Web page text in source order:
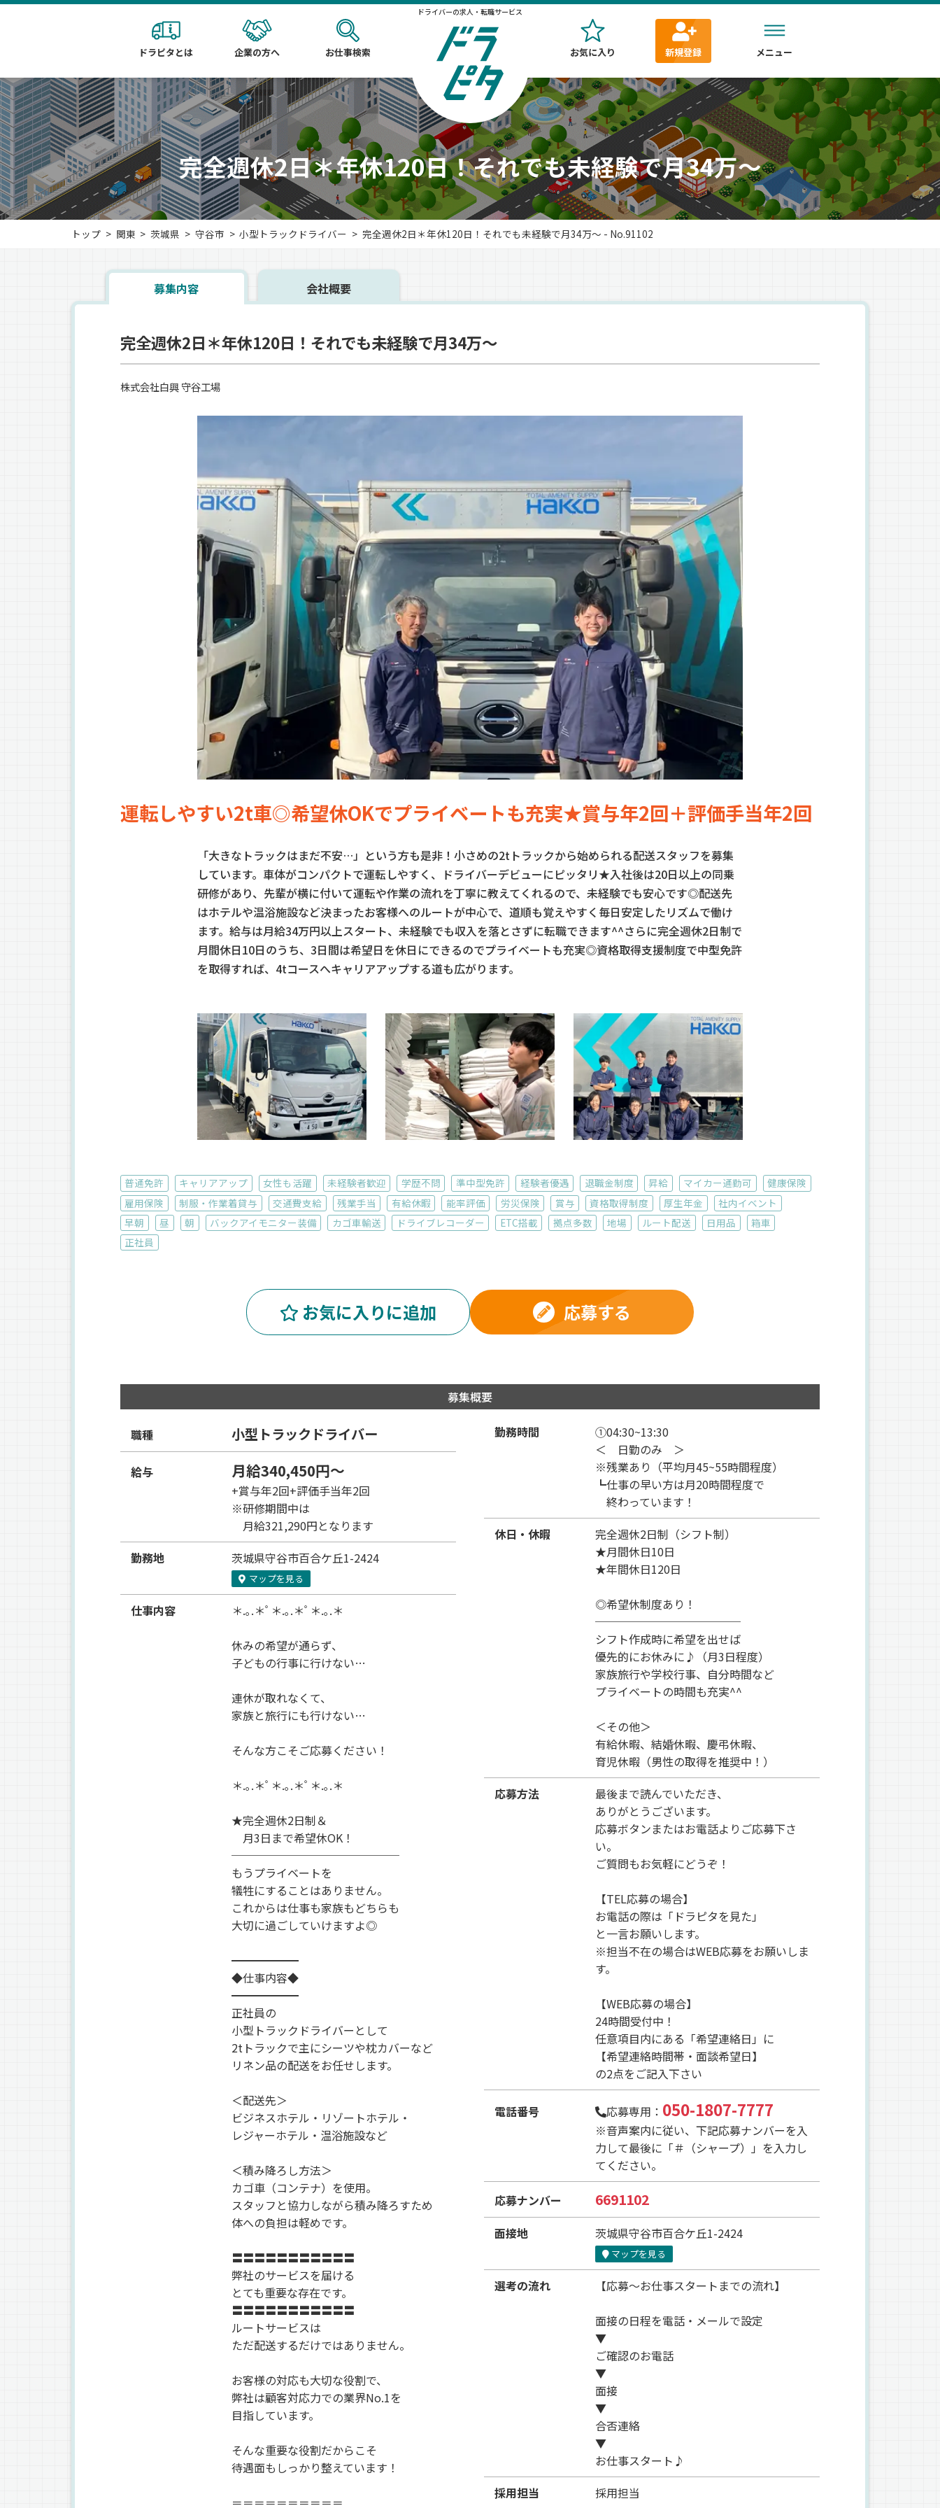
ドライバーの求人・転職サービス
ドラピタとは 企業の方へ お仕事検索 お気に入り 新規登録 メニュー
完全週休2日＊年休120日！それでも未経験で月34万～
トップ 関東 茨城県 守谷市 小型トラックドライバー 完全週休2日＊年休120日！それでも未経験で月34万～ - No.91102
募集内容 会社概要
完全週休2日＊年休120日！それでも未経験で月34万～
株式会社白興 守谷工場
運転しやすい2t車◎希望休OKでプライベートも充実★賞与年2回＋評価手当年2回
「大きなトラックはまだ不安…」という方も是非！小さめの2tトラックから始められる配送スタッフを募集
しています。車体がコンパクトで運転しやすく、ドライバーデビューにピッタリ★入社後は20日以上の同乗
研修があり、先輩が横に付いて運転や作業の流れを丁寧に教えてくれるので、未経験でも安心です◎配送先
はホテルや温浴施設など決まったお客様へのルートが中心で、道順も覚えやすく毎日安定したリズムで働け
ます。給与は月給34万円以上スタート、未経験でも収入を落とさずに転職できます^^さらに完全週休2日制で
月間休日10日のうち、3日間は希望日を休日にできるのでプライベートも充実◎資格取得支援制度で中型免許
を取得すれば、4tコースへキャリアアップする道も広がります。
普通免許 キャリアアップ 女性も活躍 未経験者歓迎 学歴不問 準中型免許 経験者優遇 退職金制度 昇給 マイカー通勤可
健康保険
雇用保険
制服・作業着貸与 交通費支給 残業手当 有給休暇 能率評価 労災保険 賞与 資格取得制度 厚生年金
社内イベント
早朝
昼 朝 バックアイモニター装備 カゴ車輸送 ドライブレコーダー ETC搭載 拠点多数 地場 ルート配送 日用品
箱車
正社員
お気に入りに追加 応募する
募集概要
職種 小型トラックドライバー
給与 月給340,450円～
+賞与年2回+評価手当年2回
※研修期間中は
月給321,290円となります
勤務地
茨城県守谷市百合ケ丘1-2424
マップを見る
仕事内容 ＊.｡.＊ﾟ＊.｡.＊ﾟ＊.｡.＊
休みの希望が通らず、
子どもの行事に行けない…
連休が取れなくて、
家族と旅行にも行けない…
そんな方こそご応募ください！
＊.｡.＊ﾟ＊.｡.＊ﾟ＊.｡.＊
★完全週休2日制＆
月3日まで希望休OK！
───────────────
もうプライベートを
犠牲にすることはありません。
これからは仕事も家族もどちらも
大切に過ごしていけますよ◎
━━━━━━
◆仕事内容◆
━━━━━━
正社員の
小型トラックドライバーとして
2tトラックで主にシーツや枕カバーなど
リネン品の配送をお任せします。
＜配送先＞
ビジネスホテル・リゾートホテル・
レジャーホテル・温浴施設など
＜積み降ろし方法＞
カゴ車（コンテナ）を使用。
スタッフと協力しながら積み降ろすため
体への負担は軽めです。
〓〓〓〓〓〓〓〓〓〓〓
弊社のサービスを届ける
とても重要な存在です。
〓〓〓〓〓〓〓〓〓〓〓
ルートサービスは
ただ配送するだけではありません。
お客様の対応も大切な役割で、
弊社は顧客対応力での業界No.1を
目指しています。
そんな重要な役割だからこそ
待遇面もしっかり整えています！
＝＝＝＝＝＝＝＝＝＝
勤務時間
①04:30~13:30
＜ 日勤のみ ＞
※残業あり（平均月45~55時間程度）
┗仕事の早い方は月20時間程度で
終わっています！
休日・休暇
完全週休2日制（シフト制）
★月間休日10日
★年間休日120日
◎希望休制度あり！
─────────────
シフト作成時に希望を出せば
優先的にお休みに♪（月3日程度）
家族旅行や学校行事、自分時間など
プライベートの時間も充実^^
＜その他＞
有給休暇、結婚休暇、慶弔休暇、
育児休暇（男性の取得を推奨中！）
応募方法
最後まで読んでいただき、
ありがとうございます。
応募ボタンまたはお電話よりご応募下さ
い。
ご質問もお気軽にどうぞ！
【TEL応募の場合】
お電話の際は「ドラピタを見た」
と一言お願いします。
※担当不在の場合はWEB応募をお願いしま
す。
【WEB応募の場合】
24時間受付中！
任意項目内にある「希望連絡日」に
【希望連絡時間帯・面談希望日】
の2点をご記入下さい
電話番号 応募専用： 050-1807-7777
※音声案内に従い、下記応募ナンバーを入
力して最後に「＃（シャープ）」を入力し
てください。
応募ナンバー 6691102
面接地 茨城県守谷市百合ケ丘1-2424
マップを見る
選考の流れ 【応募～お仕事スタートまでの流れ】
面接の日程を電話・メールで設定
▼
ご確認のお電話
▼
面接
▼
合否連絡
▼
お仕事スタート♪
採用担当
採用担当